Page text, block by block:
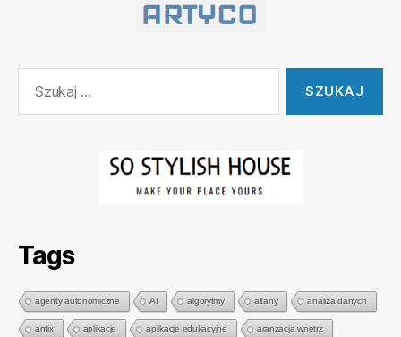
Tags
agenty autonomiczne AI algorytmy altany analiza danych
antix aplikacje aplikacje edukacyjne aranżacja wnętrz